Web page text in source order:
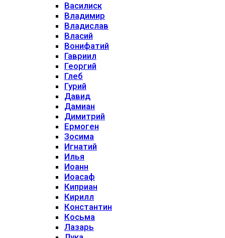
Василиск
Владимир
Владислав
Власий
Вонифатий
Гавриил
Георгий
Глеб
Гурий
Давид
Дамиан
Димитрий
Ермоген
Зосима
Игнатий
Илья
Иоанн
Иоасаф
Киприан
Кирилл
Константин
Косьма
Лазарь